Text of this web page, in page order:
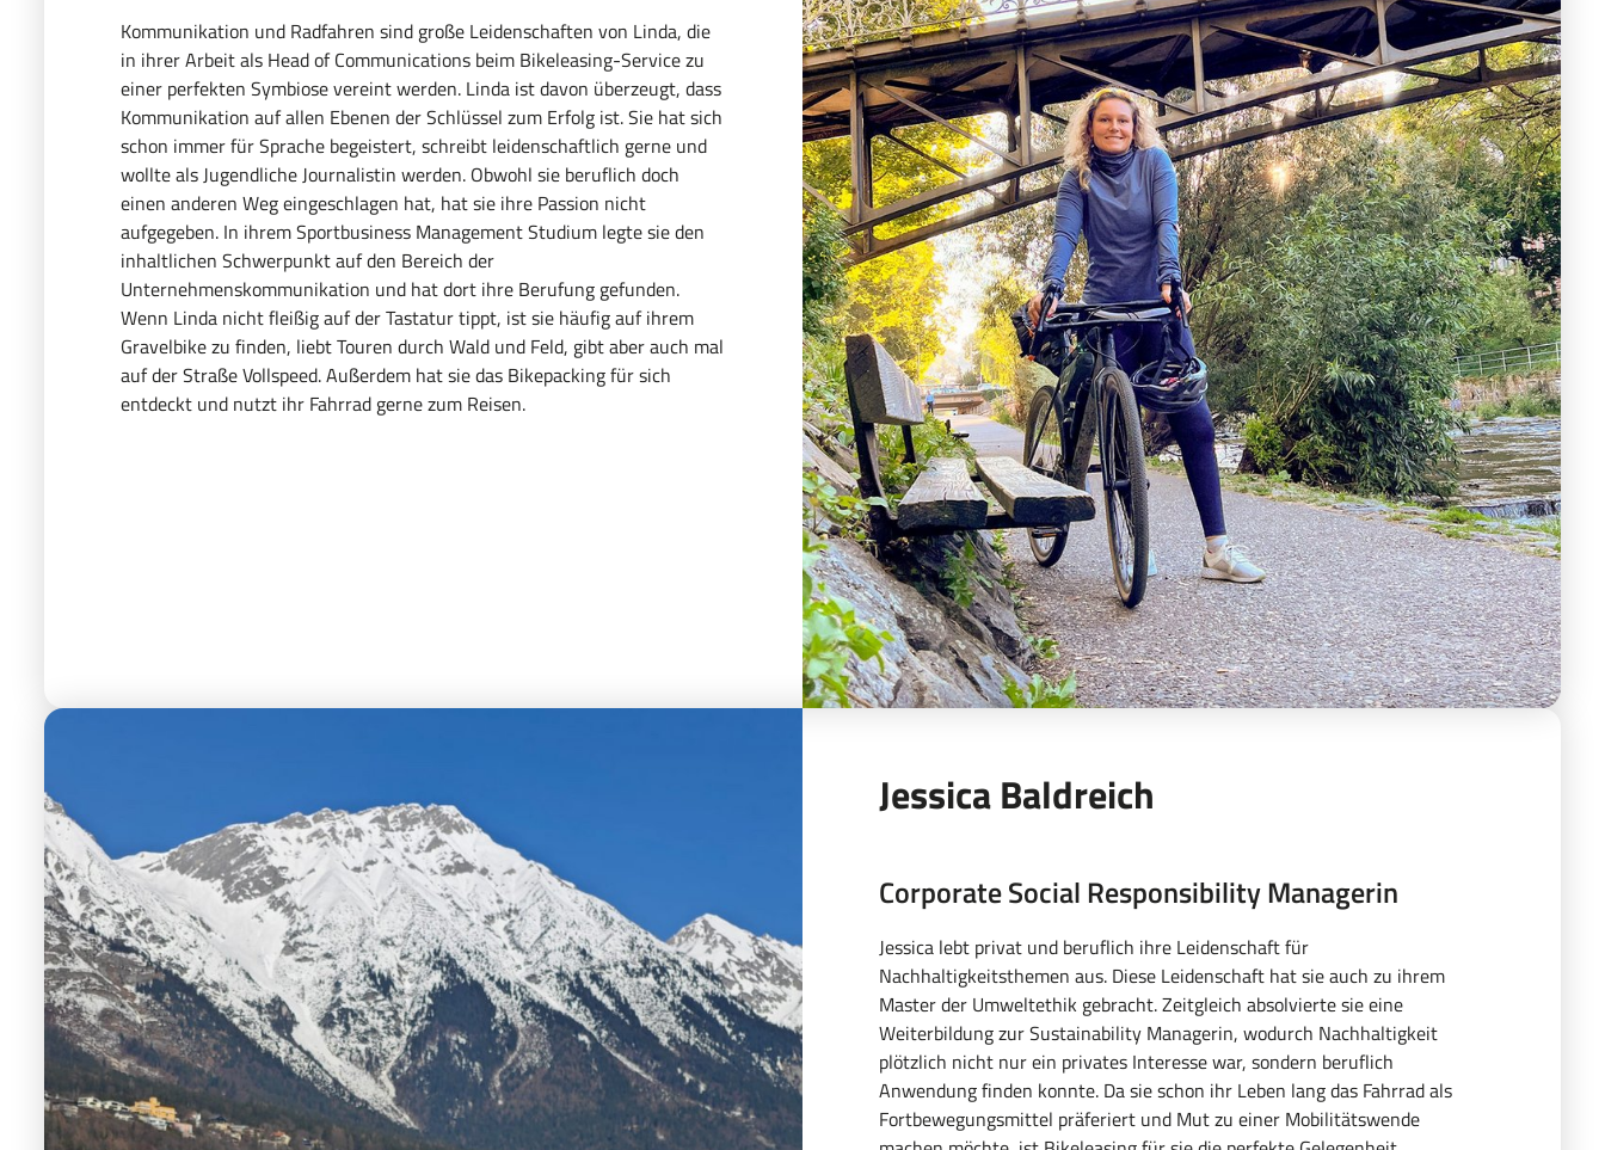
Kommunikation und Radfahren sind große Leidenschaften von Linda, die
in ihrer Arbeit als Head of Communications beim Bikeleasing-Service zu
einer perfekten Symbiose vereint werden. Linda ist davon überzeugt, dass
Kommunikation auf allen Ebenen der Schlüssel zum Erfolg ist. Sie hat sich
schon immer für Sprache begeistert, schreibt leidenschaftlich gerne und
wollte als Jugendliche Journalistin werden. Obwohl sie beruflich doch
einen anderen Weg eingeschlagen hat, hat sie ihre Passion nicht
aufgegeben. In ihrem Sportbusiness Management Studium legte sie den
inhaltlichen Schwerpunkt auf den Bereich der
Unternehmenskommunikation und hat dort ihre Berufung gefunden.
Wenn Linda nicht fleißig auf der Tastatur tippt, ist sie häufig auf ihrem
Gravelbike zu finden, liebt Touren durch Wald und Feld, gibt aber auch mal
auf der Straße Vollspeed. Außerdem hat sie das Bikepacking für sich
entdeckt und nutzt ihr Fahrrad gerne zum Reisen.
Jessica Baldreich
Corporate Social Responsibility Managerin
Jessica lebt privat und beruflich ihre Leidenschaft für
Nachhaltigkeitsthemen aus. Diese Leidenschaft hat sie auch zu ihrem
Master der Umweltethik gebracht. Zeitgleich absolvierte sie eine
Weiterbildung zur Sustainability Managerin, wodurch Nachhaltigkeit
plötzlich nicht nur ein privates Interesse war, sondern beruflich
Anwendung finden konnte. Da sie schon ihr Leben lang das Fahrrad als
Fortbewegungsmittel präferiert und Mut zu einer Mobilitätswende